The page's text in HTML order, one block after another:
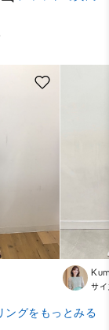
サイ
ングをもっとみる